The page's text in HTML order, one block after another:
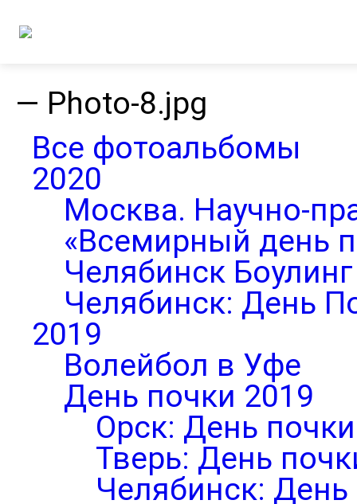
— Photo-8.jpg
Все фотоальбомы
2020
Москва. Научно-
«Всемирный день
Челябинск
Челябинск: День
2019
Волейбол в Уфе
День почки 2019
Орск: День почки
Тверь: День
Челябинск: